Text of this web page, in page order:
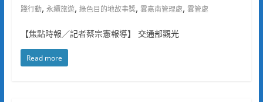
踐行動, 永續旅遊, 綠色目的地故事獎, 雲嘉南管理處, 雲管處
【焦點時報／記者蔡宗憲報導】 交通部觀光
Read more